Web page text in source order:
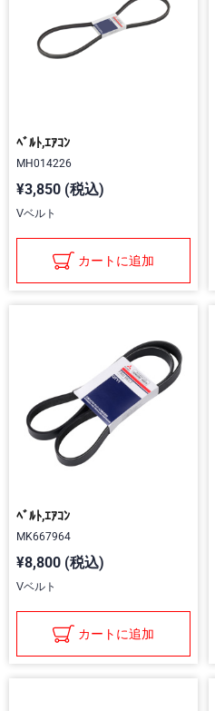
ﾍﾞﾙﾄ,ｴｱｺﾝ
MH014226
¥3,850 (税込)
Vベルト
カートに追加
ﾍﾞﾙﾄ,ｴｱｺﾝ
MK667964
¥8,800 (税込)
Vベルト
カートに追加